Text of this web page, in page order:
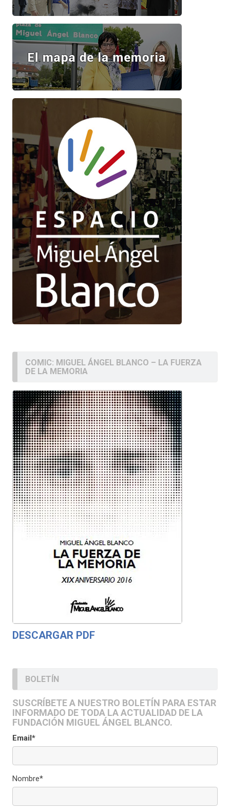
COMIC: MIGUEL ÁNGEL BLANCO – LA FUERZA
DE LA MEMORIA
DESCARGAR PDF
BOLETÍN
SUSCRÍBETE A NUESTRO BOLETÍN PARA ESTAR
INFORMADO DE TODA LA ACTUALIDAD DE LA
FUNDACIÓN MIGUEL ÁNGEL BLANCO.
Email*
Nombre*